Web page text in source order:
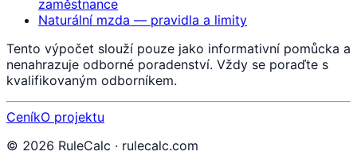
zaměstnance
Naturální mzda — pravidla a limity
Tento výpočet slouží pouze jako informativní pomůcka a
nenahrazuje odborné poradenství. Vždy se poraďte s
kvalifikovaným odborníkem.
CeníkO projektu
© 2026 RuleCalc · rulecalc.com